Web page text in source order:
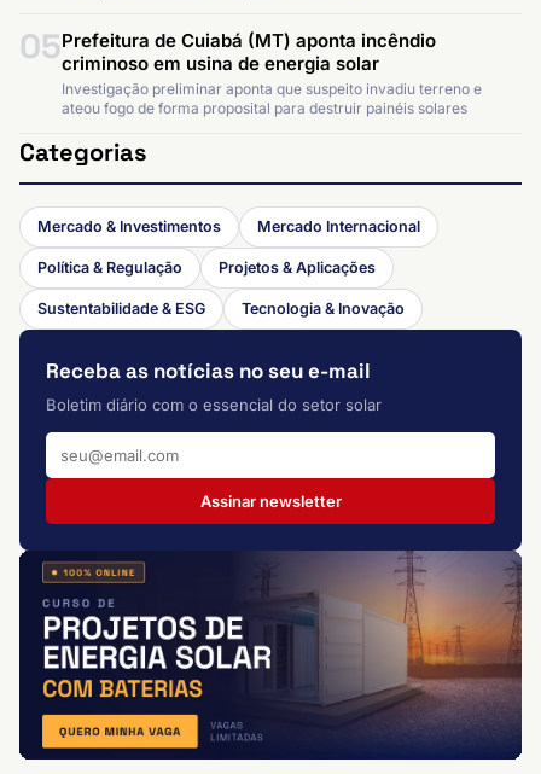
05Prefeitura de Cuiabá (MT) aponta incêndio
criminoso em usina de energia solar
Investigação preliminar aponta que suspeito invadiu terreno e
ateou fogo de forma proposital para destruir painéis solares
Categorias
Mercado & Investimentos Mercado Internacional
Política & Regulação Projetos & Aplicações
Sustentabilidade & ESG Tecnologia & Inovação
Receba as notícias no seu e-mail
Boletim diário com o essencial do setor solar
Assinar newsletter